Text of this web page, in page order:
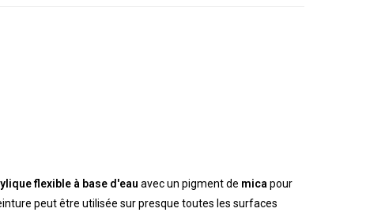
flexible à base d'eau avec un pigment de mica pour
peut être utilisée sur presque toutes les surfaces